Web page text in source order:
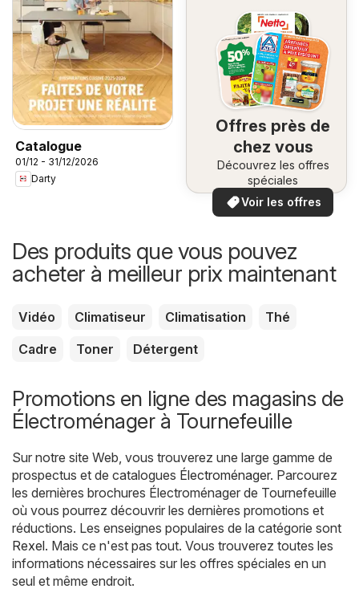
Catalogue
01/12 - 31/12/2026
Darty
Offres près de
chez vous
Découvrez les offres
spéciales
Voir les offres
Des produits que vous pouvez
acheter à meilleur prix maintenant
Vidéo Climatiseur Climatisation
Thé
Cadre
Toner Détergent
Promotions en ligne des magasins de
Électroménager à Tournefeuille
Sur notre site Web, vous trouverez une large gamme de
prospectus et de catalogues Électroménager. Parcourez
les dernières brochures Électroménager de Tournefeuille
où vous pourrez découvrir les dernières promotions et
réductions. Les enseignes populaires de la catégorie sont
Rexel. Mais ce n'est pas tout. Vous trouverez toutes les
informations nécessaires sur les offres spéciales en un
seul et même endroit.